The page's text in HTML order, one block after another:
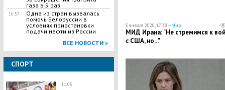
газа в 5 раз
16:57
Одна из стран вызвалась
помочь Белоруссии в
условиях приостановки
подачи нефти из России
ВСЕ НОВОСТИ »
СПОРТ
11:05
5 января 2020, 17:38 —Мир
МИД Ирана: "Не стремимся к
с США, но..."